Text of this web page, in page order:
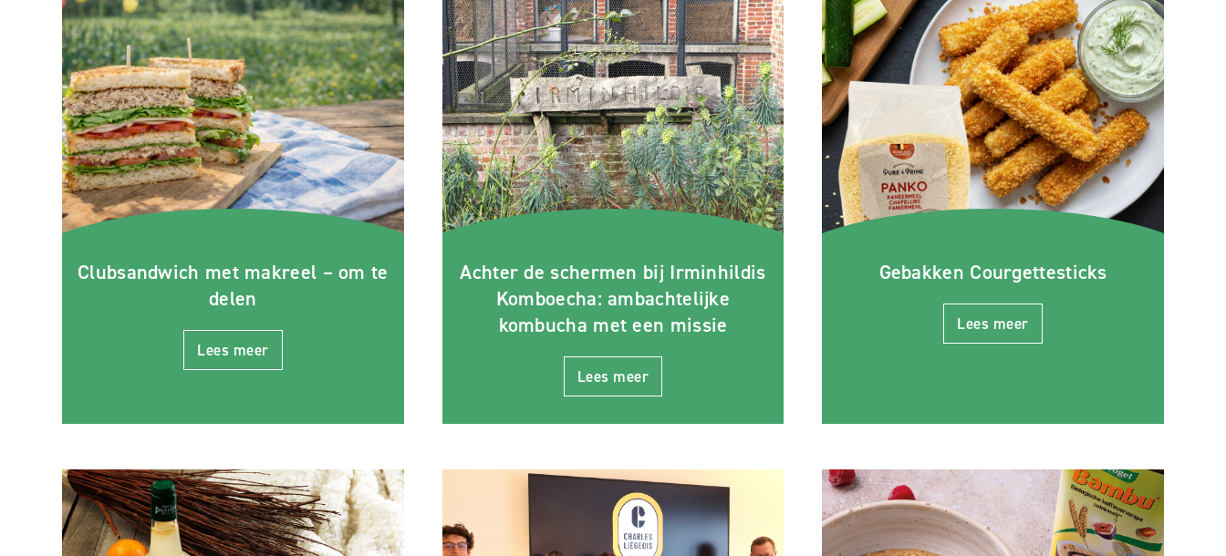
Clubsandwich met makreel – om te
delen
Lees meer
Achter de schermen bij Irminhildis
Komboecha: ambachtelijke
kombucha met een missie
Lees meer
Gebakken Courgettesticks
Lees meer